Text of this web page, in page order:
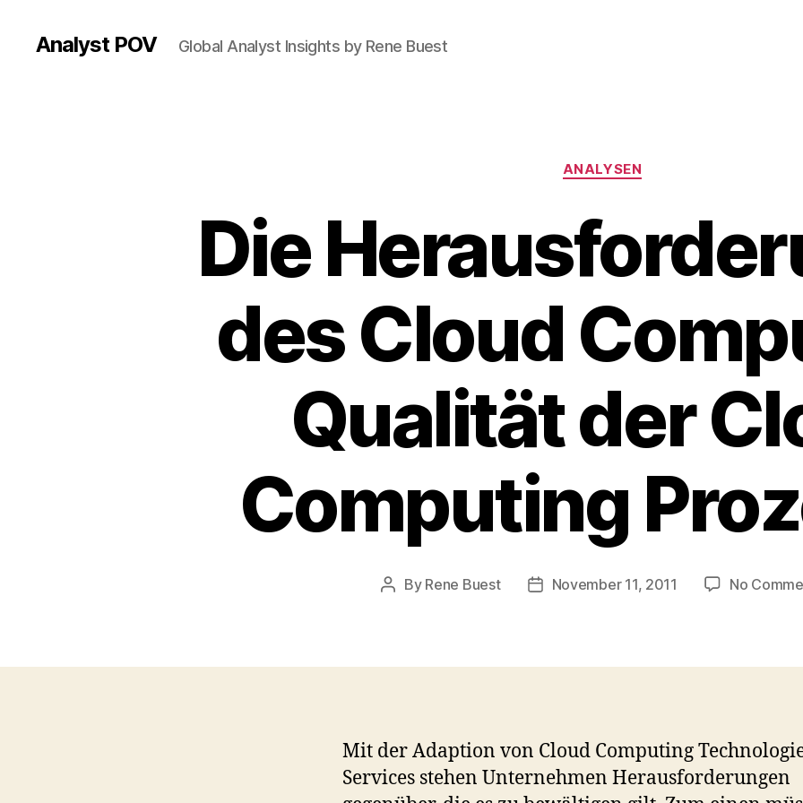
Analyst POV Global Analyst Insights by Rene Buest
Categories
ANALYSEN
Die
des Cloud
Qualität der
Computing
Post
By Rene Buest
PostNovember 11, 2011 No
Mit der Adaption von Cloud Computing
Services stehen Unternehmen Herausforderungen